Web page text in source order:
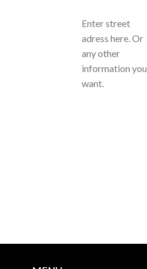
Enter street
adress here. Or
any other
information you
want.